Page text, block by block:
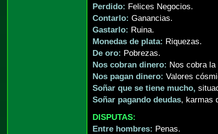
Perdido: Felices Negocios.
Contarlo: Ganancias.
Gastarlo: Ruina.
Monedas de plata: Riquezas.
De oro: Pobrezas.
Nos cobran dinero: Nos cobra la
Nos pagan dinero: Valores
Soñar que se tiene mucho,
Soñar pagando deudas, karmas
DISPUTAS:
Entre hombres: Penas.